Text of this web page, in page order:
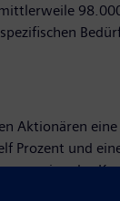
Aktionären
und
des